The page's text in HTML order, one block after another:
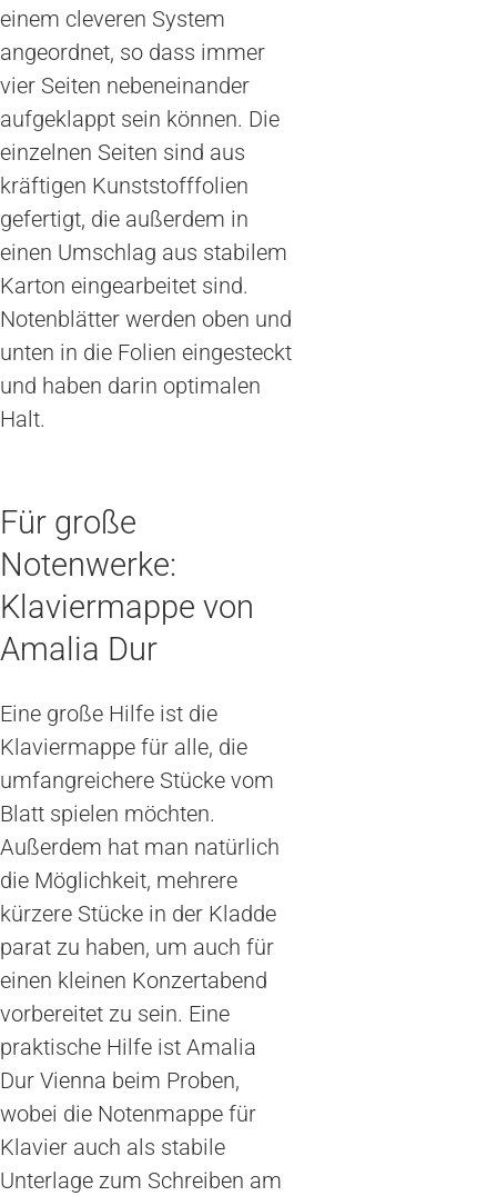
einem cleveren System
angeordnet, so dass immer
vier Seiten nebeneinander
aufgeklappt sein können. Die
einzelnen Seiten sind aus
kräftigen Kunststofffolien
gefertigt, die außerdem in
einen Umschlag aus stabilem
Karton eingearbeitet sind.
Notenblätter werden oben und
unten in die Folien eingesteckt
und haben darin optimalen
Halt.
Für große
Notenwerke:
Klaviermappe von
Amalia Dur
Eine große Hilfe ist die
Klaviermappe für alle, die
umfangreichere Stücke vom
Blatt spielen möchten.
Außerdem hat man natürlich
die Möglichkeit, mehrere
kürzere Stücke in der Kladde
parat zu haben, um auch für
einen kleinen Konzertabend
vorbereitet zu sein. Eine
praktische Hilfe ist Amalia
Dur Vienna beim Proben,
wobei die Notenmappe für
Klavier auch als stabile
Unterlage zum Schreiben am